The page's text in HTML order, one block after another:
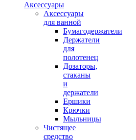
Аксессуары
Аксессуары
для ванной
Бумагодержатели
Держатели
для
полотенец
Дозаторы,
стаканы
и
держатели
Ершики
Крючки
Мыльницы
Чистящее
средство